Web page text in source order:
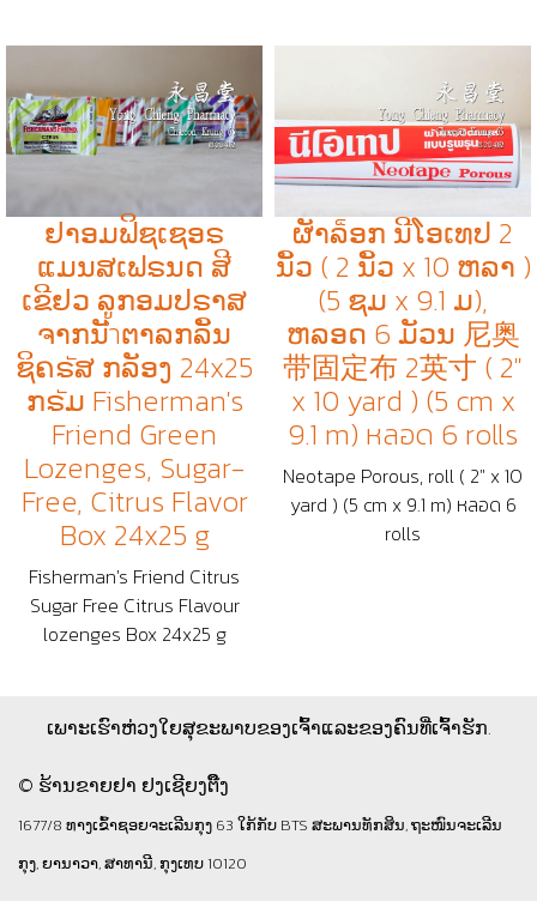
ຢາອມຟິຊເຊອຣ
ແມນສເຟຣນດ ສີ
ເຂີຢວ ລູກອມປຣາສ
ຈາກນັำຕາລກລິັນ
ຊິຄຣัສ ກລັອງ 24x25
ກຣัມ Fisherman's
Friend Green
Lozenges, Sugar-
Free, Citrus Flavor
Box 24x25 g
Fisherman's Friend Citrus
Sugar Free Citrus Flavour
lozenges Box 24x25 g
ຜັາລ็ອກ ນີໂອເທປ 2
ນິັວ ( 2 ນິັວ x 10 ຫລາ )
(5 ຊມ x 9.1 ມ),
ຫລອດ 6 ມັວນ 尼奥
带固定布 2英寸 ( 2"
x 10 yard ) (5 cm x
9.1 m) หลอด 6 rolls
Neotape Porous, roll ( 2" x 10
yard ) (5 cm x 9.1 m) หลอด 6
rolls
ເພາະເຮົາຫ່ວງໃຍສຸຂະພາບຂອງເຈົ້າແລະຂອງຄົນທີ່ເຈົ້າຮັກ.
© ຮ້ານຂາຍຢາ ຢງເຊີຍງຕຶ໊ງ
1677/8 ທາງເຂົ້າຊອຍຈະເລີນກຸງ 63 ໃກ້ກັບ BTS ສະພານທັກສິນ, ຖະໜົນຈະເລີນ
ກຸງ, ຍານາວາ, ສາທານີ, ກຸງເທບ 10120